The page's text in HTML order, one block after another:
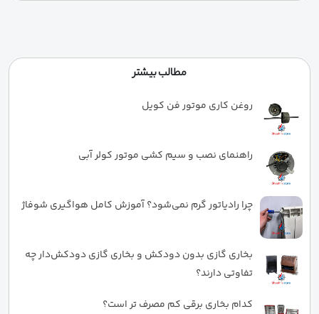
مطالب بیشتر
روغن کاری موتور فن کویل
راهنمای نصب و سیم کشی موتور کولر آبی
چرا رادیاتور گرم نمی‌شود؟ آموزش کامل هواگیری شوفاژ
بخاری گازی بدون دودکش و بخاری گازی دودکش‌دار چه
تفاوتی دارند؟
کدام بخاری برقی کم مصرف تر است؟